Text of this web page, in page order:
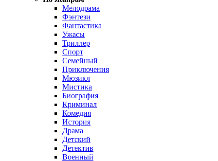
Мелодрама
Фэнтези
Фантастика
Ужасы
Триллер
Спорт
Семейный
Приключения
Мюзикл
Мистика
Биография
Криминал
Комедия
История
Драма
Детский
Детектив
Военный